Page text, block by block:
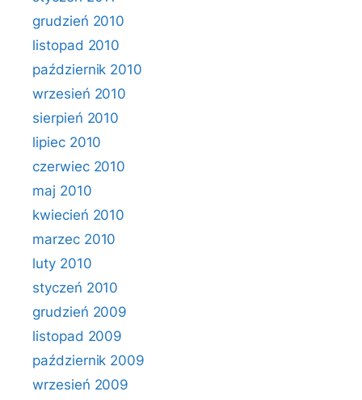
grudzień 2010
listopad 2010
październik 2010
wrzesień 2010
sierpień 2010
lipiec 2010
czerwiec 2010
maj 2010
kwiecień 2010
marzec 2010
luty 2010
styczeń 2010
grudzień 2009
listopad 2009
październik 2009
wrzesień 2009